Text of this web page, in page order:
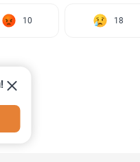
10 18